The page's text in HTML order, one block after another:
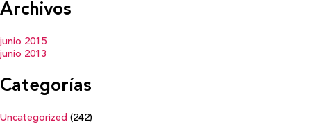
Archivos
junio 2015
junio 2013
Categorías
Uncategorized (242)